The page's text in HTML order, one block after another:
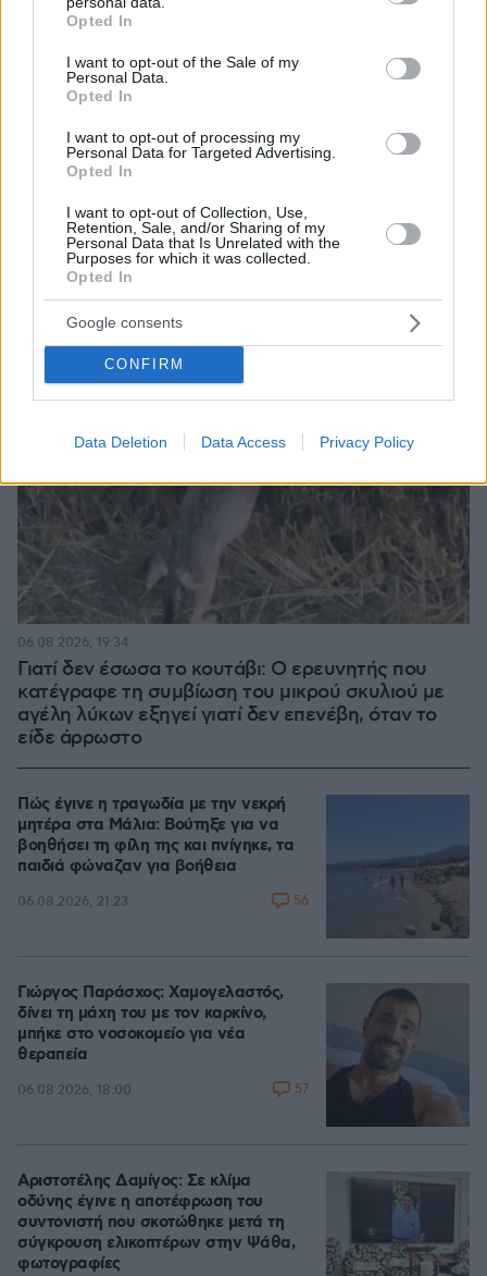
grant or deny consent to Google and its third-party tags to
use your data for below specified purposes in below Google
consent section.
Opted In
I want to opt-out of the Sale of my
Personal Data.
Opted In
I want to opt-out of processing my
Personal Data for Targeted Advertising.
Opted In
I want to opt-out of Collection, Use,
Retention, Sale, and/or Sharing of my
Personal Data that Is Unrelated with the
Purposes for which it was collected.
Opted In
Google consents
CONFIRM
Data Deletion Data Access Privacy Policy
Χρίστος Κούγιας: Η προσωπική μου ζωή δεν
μπορεί να είναι αντικείμενο φημών ή σεναρίων
Γιατί δεν έσωσα το κουτάβι: Ο ερευνητής που
κατέγραφε τη συμβίωση του μικρού σκυλιού με
αγέλη λύκων εξηγεί γιατί δεν επενέβη, όταν το
είδε άρρωστο
06.08.2026, 19:34
Πώς έγινε η τραγωδία με την νεκρή
μητέρα στα Μάλια: Βούτηξε για να
βοηθήσει τη φίλη της και πνίγηκε, τα
παιδιά φώναζαν για βοήθεια
06.08.2026, 21:23 56
Γιώργος Παράσχος: Χαμογελαστός,
δίνει τη μάχη του με τον καρκίνο,
μπήκε στο νοσοκομείο για νέα
θεραπεία
06.08.2026, 18:00 57
Αριστοτέλης Δαμίγος: Σε κλίμα
οδύνης έγινε η αποτέφρωση του
συντονιστή που σκοτώθηκε μετά τη
σύγκρουση ελικοπτέρων στην Ψάθα,
φωτογραφίες